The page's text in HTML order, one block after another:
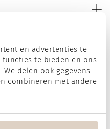
en advertenties te
te bieden en ons
delen ook gegevens
combineren met andere